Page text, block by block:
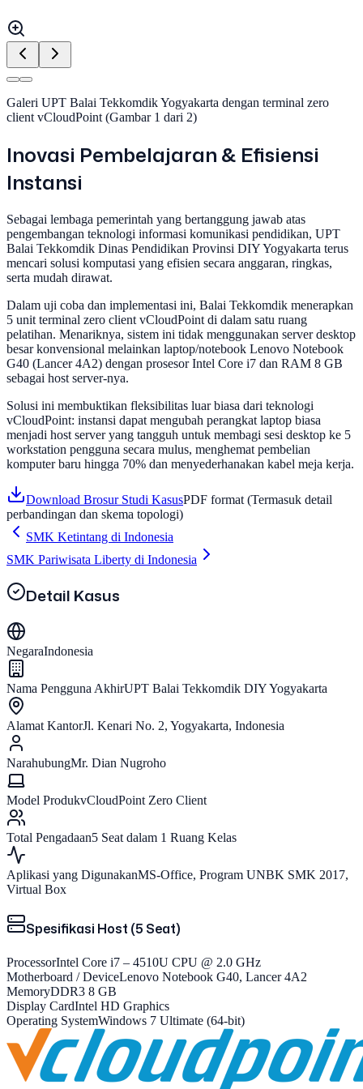
Galeri UPT Balai Tekkomdik Yogyakarta dengan terminal zero
client vCloudPoint (Gambar 1 dari 2)
Inovasi Pembelajaran & Efisiensi
Instansi
Sebagai lembaga pemerintah yang bertanggung jawab atas
pengembangan teknologi informasi komunikasi pendidikan, UPT
Balai Tekkomdik Dinas Pendidikan Provinsi DIY Yogyakarta terus
mencari solusi komputasi yang efisien secara anggaran, ringkas,
serta mudah dirawat.
Dalam uji coba dan implementasi ini, Balai Tekkomdik menerapkan
5 unit terminal zero client vCloudPoint di dalam satu ruang
pelatihan. Menariknya, sistem ini tidak menggunakan server desktop
besar konvensional melainkan laptop/notebook Lenovo Notebook
G40 (Lancer 4A2) dengan prosesor Intel Core i7 dan RAM 8 GB
sebagai host server-nya.
Solusi ini membuktikan fleksibilitas luar biasa dari teknologi
vCloudPoint: instansi dapat mengubah perangkat laptop biasa
menjadi host server yang tangguh untuk membagi sesi desktop ke 5
workstation pengguna secara mulus, menghemat pembelian
komputer baru hingga 70% dan menyederhanakan kabel meja kerja.
Download Brosur Studi KasusPDF format (Termasuk detail
perbandingan dan skema topologi)
SMK Ketintang di Indonesia
SMK Pariwisata Liberty di Indonesia
Detail Kasus
NegaraIndonesia
Nama Pengguna AkhirUPT Balai Tekkomdik DIY Yogyakarta
Alamat KantorJl. Kenari No. 2, Yogyakarta, Indonesia
NarahubungMr. Dian Nugroho
Model ProdukvCloudPoint Zero Client
Total Pengadaan5 Seat dalam 1 Ruang Kelas
Aplikasi yang DigunakanMS-Office, Program UNBK SMK 2017,
Virtual Box
Spesifikasi Host (5 Seat)
ProcessorIntel Core i7 – 4510U CPU @ 2.0 GHz
Motherboard / DeviceLenovo Notebook G40, Lancer 4A2
MemoryDDR3 8 GB
Display CardIntel HD Graphics
Operating SystemWindows 7 Ultimate (64-bit)